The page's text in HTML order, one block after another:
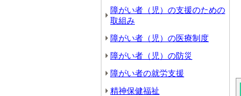
障がい者（児）の支援のための
取組み
障がい者（児）の医療制度
障がい者（児）の防災
障がい者の就労支援
精神保健福祉